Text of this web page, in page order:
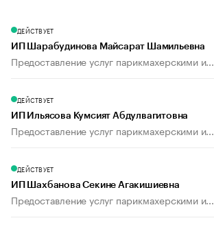
ДЕЙСТВУЕТ
ИП Шарабудинова Майсарат Шамильевна
Предоставление услуг парикмахерскими и...
ДЕЙСТВУЕТ
ИП Ильясова Кумсият Абдулвагитовна
Предоставление услуг парикмахерскими и...
ДЕЙСТВУЕТ
ИП Шахбанова Секине Агакишиевна
Предоставление услуг парикмахерскими и...